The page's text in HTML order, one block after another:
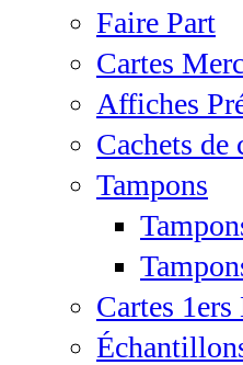
Faire Part
Cartes
Affiches
Cachets de
Tampons
Cartes